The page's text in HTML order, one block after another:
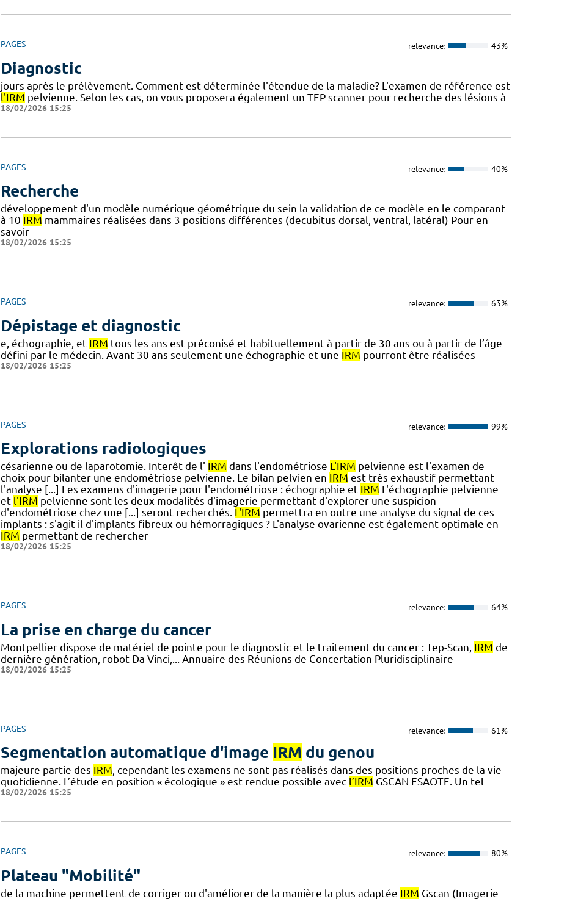
PAGES relevance: 43%
Diagnostic
jours après le prélèvement. Comment est déterminée l'étendue de la maladie? L'examen de référence est
l'IRM pelvienne. Selon les cas, on vous proposera également un TEP scanner pour recherche des lésions à
18/02/2026 15:25
PAGES relevance: 40%
Recherche
développement d'un modèle numérique géométrique du sein la validation de ce modèle en le comparant
à 10 IRM mammaires réalisées dans 3 positions différentes (decubitus dorsal, ventral, latéral) Pour en
savoir
18/02/2026 15:25
PAGES relevance: 63%
Dépistage et diagnostic
e, échographie, et IRM tous les ans est préconisé et habituellement à partir de 30 ans ou à partir de l’âge
défini par le médecin. Avant 30 ans seulement une échographie et une IRM pourront être réalisées
18/02/2026 15:25
PAGES relevance: 99%
Explorations radiologiques
césarienne ou de laparotomie. Interêt de l' IRM dans l'endométriose L'IRM pelvienne est l'examen de
choix pour bilanter une endométriose pelvienne. Le bilan pelvien en IRM est très exhaustif permettant
l'analyse [...] Les examens d'imagerie pour l'endométriose : échographie et IRM L'échographie pelvienne
et l'IRM pelvienne sont les deux modalités d'imagerie permettant d'explorer une suspicion
d'endométriose chez une [...] seront recherchés. L'IRM permettra en outre une analyse du signal de ces
implants : s'agit-il d'implants fibreux ou hémorragiques ? L'analyse ovarienne est également optimale en
IRM permettant de rechercher
18/02/2026 15:25
PAGES relevance: 64%
La prise en charge du cancer
Montpellier dispose de matériel de pointe pour le diagnostic et le traitement du cancer : Tep-Scan, IRM de
dernière génération, robot Da Vinci,... Annuaire des Réunions de Concertation Pluridisciplinaire
18/02/2026 15:25
PAGES relevance: 61%
Segmentation automatique d'image IRM du genou
majeure partie des IRM, cependant les examens ne sont pas réalisés dans des positions proches de la vie
quotidienne. L’étude en position « écologique » est rendue possible avec l’IRM GSCAN ESAOTE. Un tel
18/02/2026 15:25
PAGES relevance: 80%
Plateau "Mobilité"
de la machine permettent de corriger ou d'améliorer de la manière la plus adaptée IRM Gscan (Imagerie